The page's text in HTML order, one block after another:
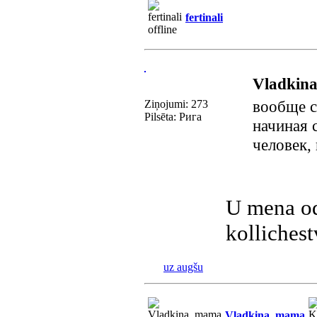
fertinali
Ziņojumi: 273
Pilsēta: Рига
вообще
начиная
U mena
uz augšu